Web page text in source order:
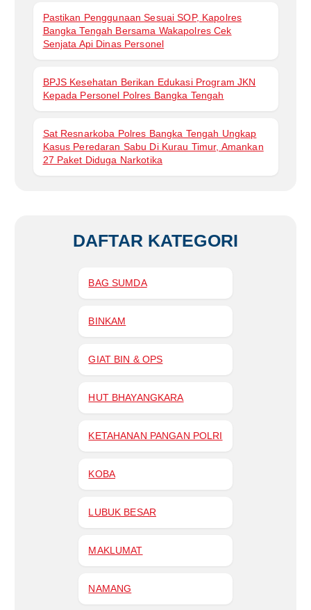
Pastikan Penggunaan Sesuai SOP, Kapolres
Bangka Tengah Bersama Wakapolres Cek
Senjata Api Dinas Personel
BPJS Kesehatan Berikan Edukasi Program JKN
Kepada Personel Polres Bangka Tengah
Sat Resnarkoba Polres Bangka Tengah Ungkap
Kasus Peredaran Sabu Di Kurau Timur, Amankan
27 Paket Diduga Narkotika
DAFTAR KATEGORI
BAG SUMDA
BINKAM
GIAT BIN & OPS
HUT BHAYANGKARA
KETAHANAN PANGAN POLRI
KOBA
LUBUK BESAR
MAKLUMAT
NAMANG